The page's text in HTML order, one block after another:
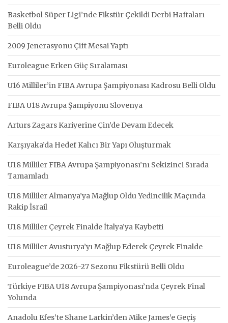
Basketbol Süper Ligi’nde Fikstür Çekildi Derbi Haftaları
Belli Oldu
2009 Jenerasyonu Çift Mesai Yaptı
Euroleague Erken Güç Sıralaması
U16 Milliler’in FIBA Avrupa Şampiyonası Kadrosu Belli Oldu
FIBA U18 Avrupa Şampiyonu Slovenya
Arturs Zagars Kariyerine Çin’de Devam Edecek
Karşıyaka’da Hedef Kalıcı Bir Yapı Oluşturmak
U18 Milliler FIBA Avrupa Şampiyonası’nı Sekizinci Sırada
Tamamladı
U18 Milliler Almanya’ya Mağlup Oldu Yedincilik Maçında
Rakip İsrail
U18 Milliler Çeyrek Finalde İtalya’ya Kaybetti
U18 Milliler Avusturya’yı Mağlup Ederek Çeyrek Finalde
Euroleague’de 2026-27 Sezonu Fikstürü Belli Oldu
Türkiye FIBA U18 Avrupa Şampiyonası’nda Çeyrek Final
Yolunda
Anadolu Efes’te Shane Larkin’den Mike James’e Geçiş